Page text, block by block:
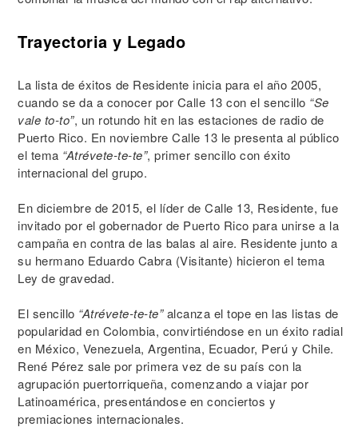
Trayectoria y Legado
La lista de éxitos de Residente inicia para el año 2005,
cuando se da a conocer por Calle 13 con el sencillo “Se
vale to-to”, un rotundo hit en las estaciones de radio de
Puerto Rico. En noviembre Calle 13 le presenta al público
el tema “Atrévete-te-te”, primer sencillo con éxito
internacional del grupo.
En diciembre de 2015, el líder de Calle 13, Residente, fue
invitado por el gobernador de Puerto Rico para unirse a la
campaña en contra de las balas al aire. Residente junto a
su hermano Eduardo Cabra (Visitante) hicieron el tema
Ley de gravedad.
El sencillo “Atrévete-te-te”alcanza el tope en las listas de
popularidad en Colombia, convirtiéndose en un éxito radial
en México, Venezuela, Argentina, Ecuador, Perú y Chile.
René Pérez sale por primera vez de su país con la
agrupación puertorriqueña, comenzando a viajar por
Latinoamérica, presentándose en conciertos y
premiaciones internacionales.